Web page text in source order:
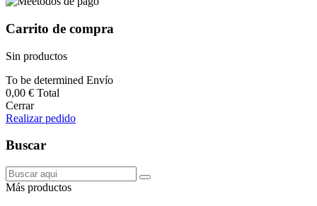
Carrito de compra
Sin productos
To be determined Envío
0,00 € Total
Cerrar
Realizar pedido
Buscar
Más productos